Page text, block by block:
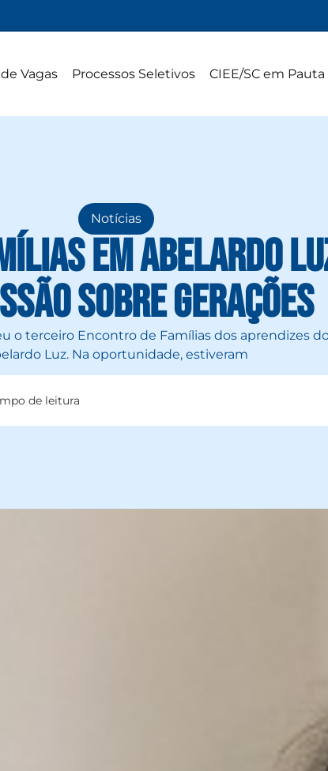
Vagas Processos Seletivos CIEE/SC em Pauta
Notícias
em Abelardo
sobre gerações
o terceiro Encontro de Famílias dos aprendizes
Luz. Na oportunidade, estiveram
de leitura